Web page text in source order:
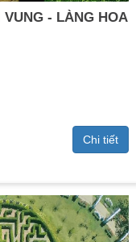
VUNG - LÀNG HOA
Chi tiết